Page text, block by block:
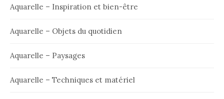
Aquarelle – Inspiration et bien-être
Aquarelle – Objets du quotidien
Aquarelle – Paysages
Aquarelle – Techniques et matériel